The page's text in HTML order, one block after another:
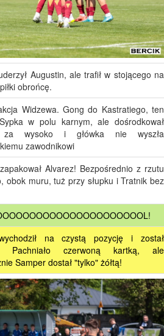
Augustin, ale trafił w stojącego na
obrońcę.
Widzewa. Gong do Kastratiego, ten
w polu karnym, ale dośrodkował
za wysoko i główka nie wyszła
zawodnikowi
Alvarez! Bezpośrednio z rzutu
obok muru, tuż przy słupku i Tratnik bez
na czystą pozycję i został
Pachniało czerwoną kartką, ale
Samper dostał "tylko" żółtą!